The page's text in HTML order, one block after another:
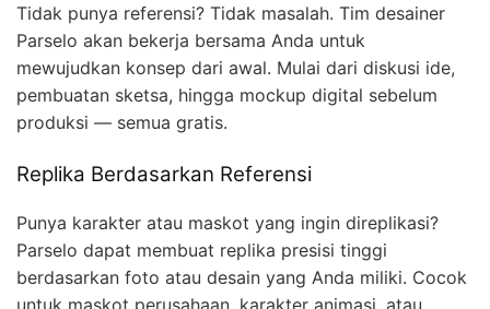
Tidak punya referensi? Tidak masalah. Tim desainer
Parselo akan bekerja bersama Anda untuk
mewujudkan konsep dari awal. Mulai dari diskusi ide,
pembuatan sketsa, hingga mockup digital sebelum
produksi — semua gratis.
Replika Berdasarkan Referensi
Punya karakter atau maskot yang ingin direplikasi?
Parselo dapat membuat replika presisi tinggi
berdasarkan foto atau desain yang Anda miliki. Cocok